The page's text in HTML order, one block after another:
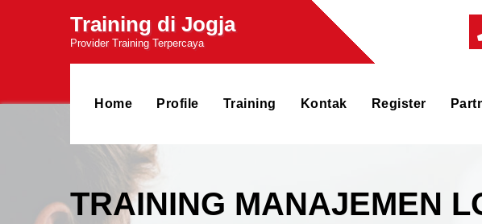
Training di Jogja
Provider Training Terpercaya
Home Profile Training Kontak Register
TRAINING MANAJEMEN